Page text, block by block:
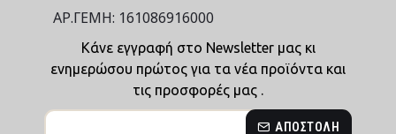
ΑΡ.ΓΕΜΗ: 161086916000
Κάνε εγγραφή στο Newsletter μας κι
ενημερώσου πρώτος για τα νέα προϊόντα και
τις προσφορές μας .
ΑΠΟΣΤΟΛΉ